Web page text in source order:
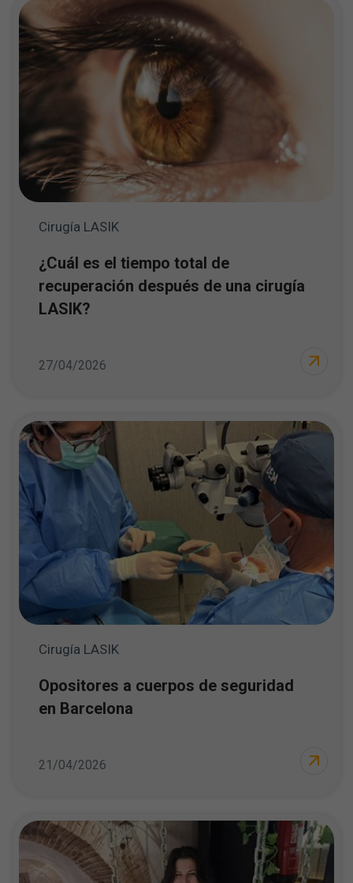
Cirugía LASIK
¿Cuál es el tiempo total de
recuperación después de una cirugía
LASIK?
27/04/2026
Cirugía LASIK
Opositores a cuerpos de seguridad
en Barcelona
21/04/2026